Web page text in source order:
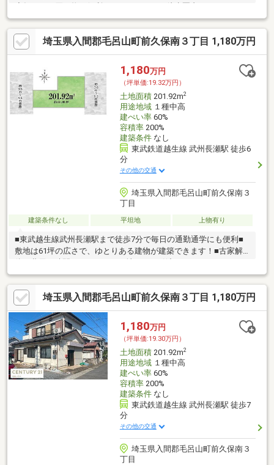
埼玉県入間郡毛呂山町前久保南３丁目 1,180万円
1,180万円
（坪単価:19.32万円）
土地面積201.92m2
用途地域１種中高
建ぺい率60%
容積率200%
建築条件なし
東武鉄道越生線 武州長瀬駅 徒歩6
分
その他の交通
埼玉県入間郡毛呂山町前久保南３
丁目
建築条件なし 平坦地 上物有り
■東武越生線武州長瀬駅まで徒歩7分で毎日の通勤通学にも便利■
敷地は61坪の広さで、ゆとりある建物が建築できます！■古家解
埼玉県入間郡毛呂山町前久保南３丁目 1,180万円
1,180万円
（坪単価:19.30万円）
土地面積201.92m2
用途地域１種中高
建ぺい率60%
容積率200%
建築条件なし
東武鉄道越生線 武州長瀬駅 徒歩7
分
その他の交通
埼玉県入間郡毛呂山町前久保南３
丁目